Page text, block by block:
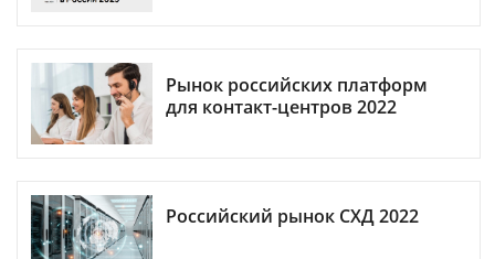
Рынок российских платформ
для контакт-центров 2022
Российский рынок СХД 2022